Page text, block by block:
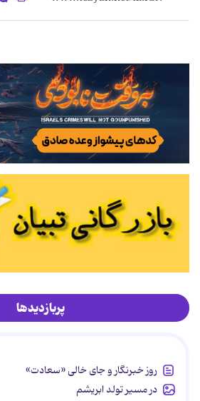
پربازدیدها
روز خبرنگار و جای خالی «سعادت»
در مسیر تولد ابریشم